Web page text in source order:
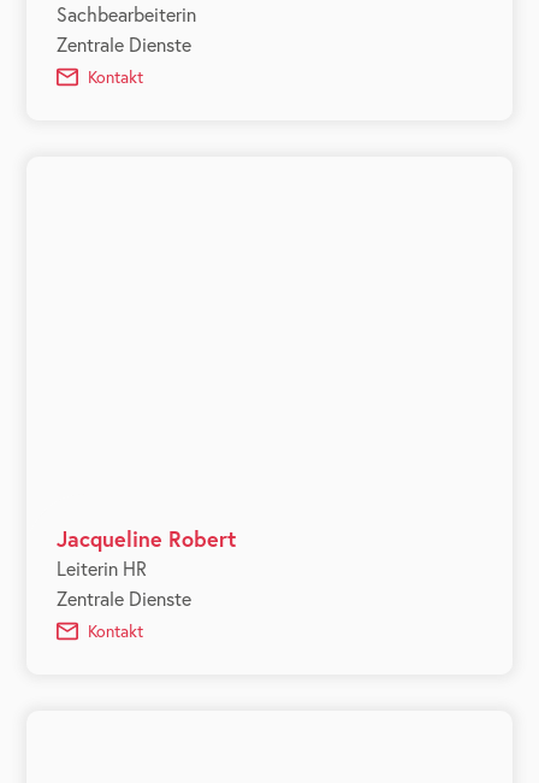
Sachbearbeiterin
Zentrale Dienste
Kontakt
Jacqueline Robert
Leiterin HR
Zentrale Dienste
Kontakt